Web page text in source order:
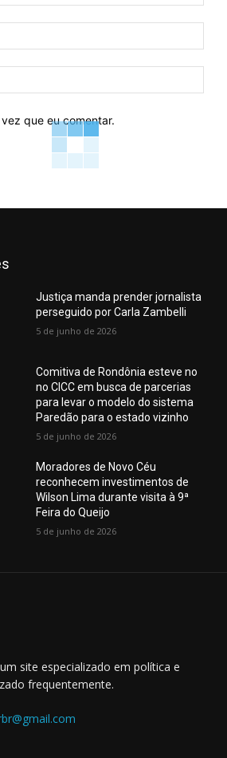
mail:*
que eu comentar.
Justiça manda prender jornalista
perseguido por Carla Zambelli
5 de junho de 2026
Comitiva de Rondônia esteve no
no CICC em busca de parcerias
para levar o modelo do sistema
Paredão para o estado vizinho
5 de junho de 2026
Moradores de Novo Céu
reconhecem investimentos de
Wilson Lima durante visita à 9ª
Feira do Queijo
5 de junho de 2026
site especializado em política e
frequentemente.